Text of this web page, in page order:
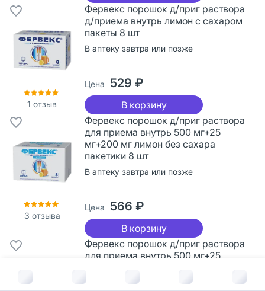
В корзину за
1 отзыв
Фервекс порошок д/приг раствора
д/приема внутрь лимон с сахаром
пакеты 8 шт
В аптеку завтра или позже
Цена 529 ₽
В корзину
3 отзыва
Фервекс порошок д/приг раствора
для приема внутрь 500 мг+25
мг+200 мг лимон без сахара
пакетики 8 шт
В аптеку завтра или позже
Цена 566 ₽
В корзину
Фервекс порошок д/приг раствора
для приема внутрь 500 мг+25
мг+200 мг лимон без сахара